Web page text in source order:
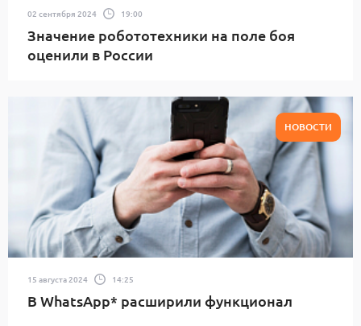
02 сентября 2024 19:00
Значение робототехники на поле боя
оценили в России
НОВОСТИ
15 августа 2024 14:25
В WhatsApp* расширили функционал